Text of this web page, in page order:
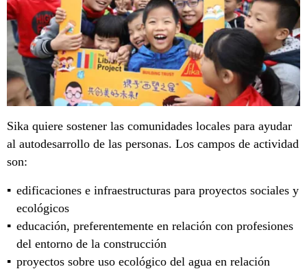
Sika quiere sostener las comunidades locales para ayudar
al autodesarrollo de las personas. Los campos de actividad
son:
edificaciones e infraestructuras para proyectos sociales y
ecológicos
educación, preferentemente en relación con profesiones
del entorno de la construcción
proyectos sobre uso ecológico del agua en relación